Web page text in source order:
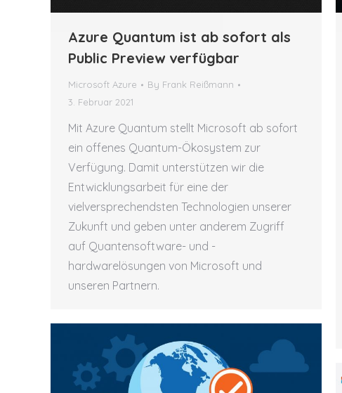
Azure Quantum ist ab sofort als
Public Preview verfügbar
Microsoft Azure By Frank Reißmann
3. Februar 2021
Mit Azure Quantum stellt Microsoft ab sofort
ein offenes Quantum-Ökosystem zur
Verfügung. Damit unterstützen wir die
Entwicklungsarbeit für eine der
vielversprechendsten Technologien unserer
Zukunft und geben unter anderem Zugriff
auf Quantensoftware- und -
hardwarelösungen von Microsoft und
unseren Partnern.